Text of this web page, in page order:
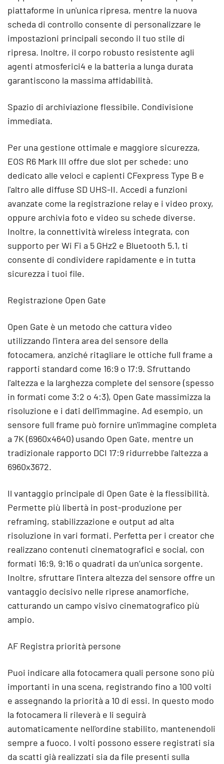
piattaforme in un'unica ripresa, mentre la nuova
scheda di controllo consente di personalizzare le
impostazioni principali secondo il tuo stile di
ripresa. Inoltre, il corpo robusto resistente agli
agenti atmosferici4 e la batteria a lunga durata
garantiscono la massima affidabilità.
Spazio di archiviazione flessibile. Condivisione
immediata.
Per una gestione ottimale e maggiore sicurezza,
EOS R6 Mark III offre due slot per schede: uno
dedicato alle veloci e capienti CFexpress Type B e
l'altro alle diffuse SD UHS-II. Accedi a funzioni
avanzate come la registrazione relay e i video proxy,
oppure archivia foto e video su schede diverse.
Inoltre, la connettività wireless integrata, con
supporto per Wi Fi a 5 GHz2 e Bluetooth 5.1, ti
consente di condividere rapidamente e in tutta
sicurezza i tuoi file.
Registrazione Open Gate
Open Gate è un metodo che cattura video
utilizzando l'intera area del sensore della
fotocamera, anziché ritagliare le ottiche full frame a
rapporti standard come 16:9 o 17:9. Sfruttando
l'altezza e la larghezza complete del sensore (spesso
in formati come 3:2 o 4:3), Open Gate massimizza la
risoluzione e i dati dell'immagine. Ad esempio, un
sensore full frame può fornire un'immagine completa
a 7K (6960x4640) usando Open Gate, mentre un
tradizionale rapporto DCI 17:9 ridurrebbe l'altezza a
6960x3672.
Il vantaggio principale di Open Gate è la flessibilità.
Permette più libertà in post-produzione per
reframing, stabilizzazione e output ad alta
risoluzione in vari formati. Perfetta per i creator che
realizzano contenuti cinematografici e social, con
formati 16:9, 9:16 o quadrati da un’unica sorgente.
Inoltre, sfruttare l'intera altezza del sensore offre un
vantaggio decisivo nelle riprese anamorfiche,
catturando un campo visivo cinematografico più
ampio.
AF Registra priorità persone
Puoi indicare alla fotocamera quali persone sono più
importanti in una scena, registrando fino a 100 volti
e assegnando la priorità a 10 di essi. In questo modo
la fotocamera li rileverà e li seguirà
automaticamente nell'ordine stabilito, mantenendoli
sempre a fuoco. I volti possono essere registrati sia
da scatti già realizzati sia da file presenti sulla